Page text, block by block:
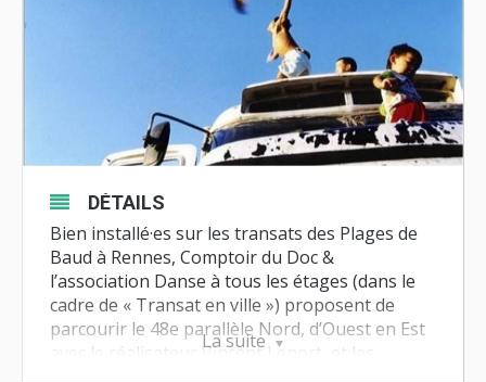
La suite
DÉTAILS
Bien installé·es sur les transats des Plages de
Baud à Rennes, Comptoir du Doc &
l’association Danse à tous les étages (dans le
cadre de « Transat en ville ») proposent de
parcourir le 48e parallèle Nord, d’Ouest en Est
avec le réalisateur Vincent Leport, et les